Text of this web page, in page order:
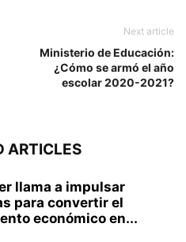
Next article
Ministerio de Educación:
¿Cómo se armó el año
escolar 2020-2021?
ARTICLES
llama a impulsar
para convertir el
económico en...